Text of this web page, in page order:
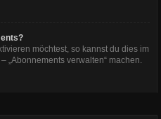
möchtest, so kannst du dies im
„Abonnements verwalten“ machen.